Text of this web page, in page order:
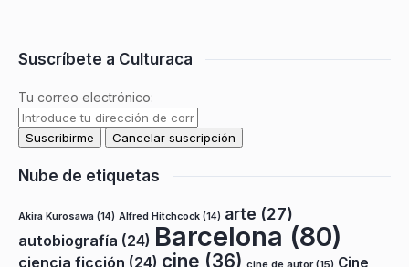
Suscríbete a Culturaca
Tu correo electrónico:
Nube de etiquetas
Akira Kurosawa (14) Alfred Hitchcock (14) arte (27)
autobiografía (24) Barcelona (80)
ciencia ficción (24) cine (36) cine de autor(15) Cine